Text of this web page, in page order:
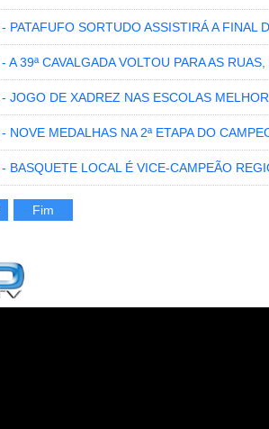
- PATAFUFO SORTUDO ASSISTIRÁ A FINAL
- A 39ª CAVALGADA VOLTOU PARA AS
- JOGO DE XADREZ NAS ESCOLAS
- NOVE MEDALHAS NA 2ª ETAPA DO
- BASQUETE LOCAL É VICE-CAMPEÃO
Fim